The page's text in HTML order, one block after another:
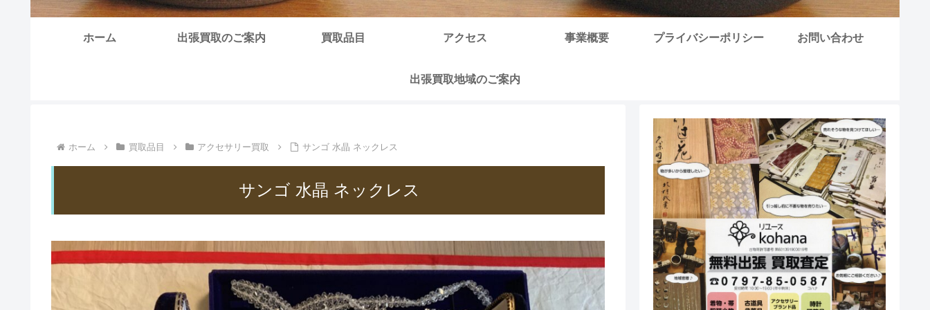
ホーム 出張買取のご案内 買取品目 アクセス 事業概要 プライバシーポリシー お問い合わせ
出張買取地域のご案内
ホーム 買取品目 アクセサリー買取 サンゴ 水晶 ネックレス
サンゴ 水晶 ネックレス